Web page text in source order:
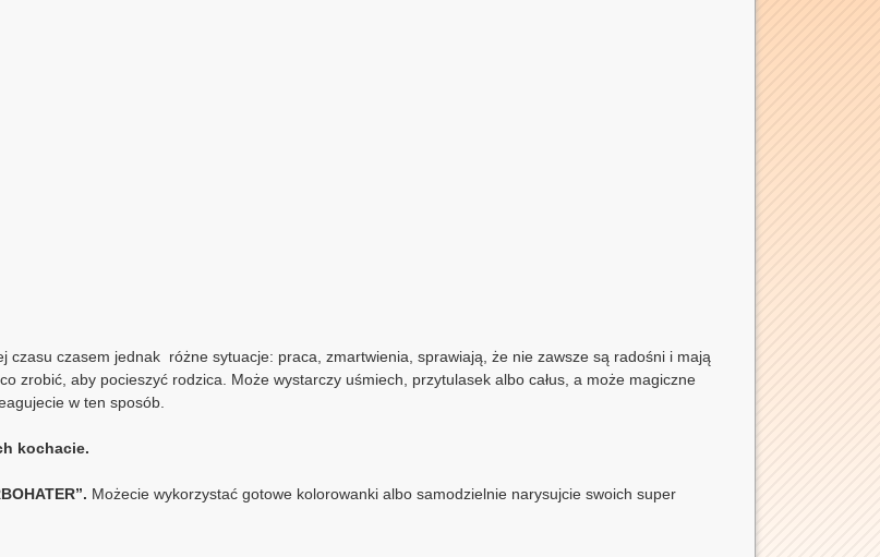
czasu czasem jednak różne sytuacje: praca, zmartwienia, sprawiają, że nie zawsze są radośni i mają
zrobić, aby pocieszyć rodzica. Może wystarczy uśmiech, przytulasek albo całus, a może magiczne
w ten sposób.
kochacie.
Możecie wykorzystać gotowe kolorowanki albo samodzielnie narysujcie swoich super